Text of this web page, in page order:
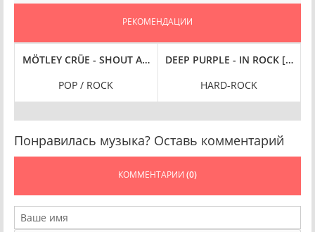
РЕКОМЕНДАЦИИ
(2023) FLAC
[24-BIT HI-RES] (2015/2023) FLAC
MÖTLEY CRÜE - SHOUT AT THE DEVIL [40TH
POP / ROCK
DEEP PURPLE - IN ROCK
HARD-ROCK
Понравилась музыка? Оставь комментарий
КОММЕНТАРИИ (0)